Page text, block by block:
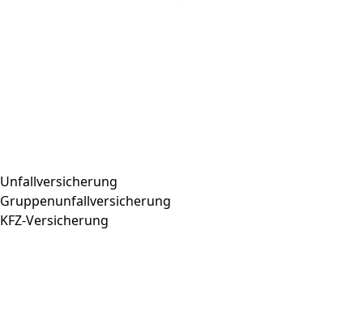
Unfallversicherung
Gruppenunfallversicherung
KFZ-Versicherung